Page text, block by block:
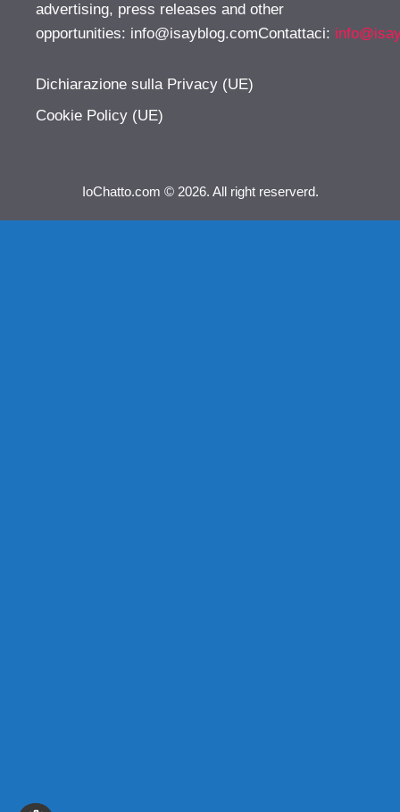
advertising, press releases and other
opportunities: info@isayblog.comContattaci:
Dichiarazione sulla Privacy (UE)
Cookie Policy (UE)
IoChatto.com © 2026. All right reserverd.